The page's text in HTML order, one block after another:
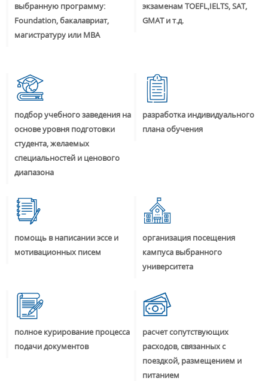
выбранную программу:
Foundation, бакалавриат,
магистратуру или MBA
экзаменам TOEFL,IELTS, SAT,
GMAT и т.д.
подбор учебного заведения на
основе уровня подготовки
студента, желаемых
специальностей и ценового
диапазона
разработка индивидуального
плана обучения
помощь в написании эссе и
мотивационных писем
организация посещения
кампуса выбранного
университета
полное курирование процесса
подачи документов
расчет сопутствующих
расходов, связанных с
поездкой, размещением и
питанием